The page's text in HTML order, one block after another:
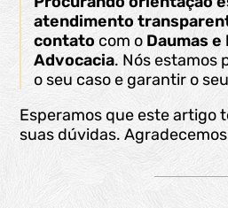
atendimento
contato com o Daumas e
Advocacia. Nós estamos
o seu caso e garantir o
Esperamos que este artigo
suas dúvidas.